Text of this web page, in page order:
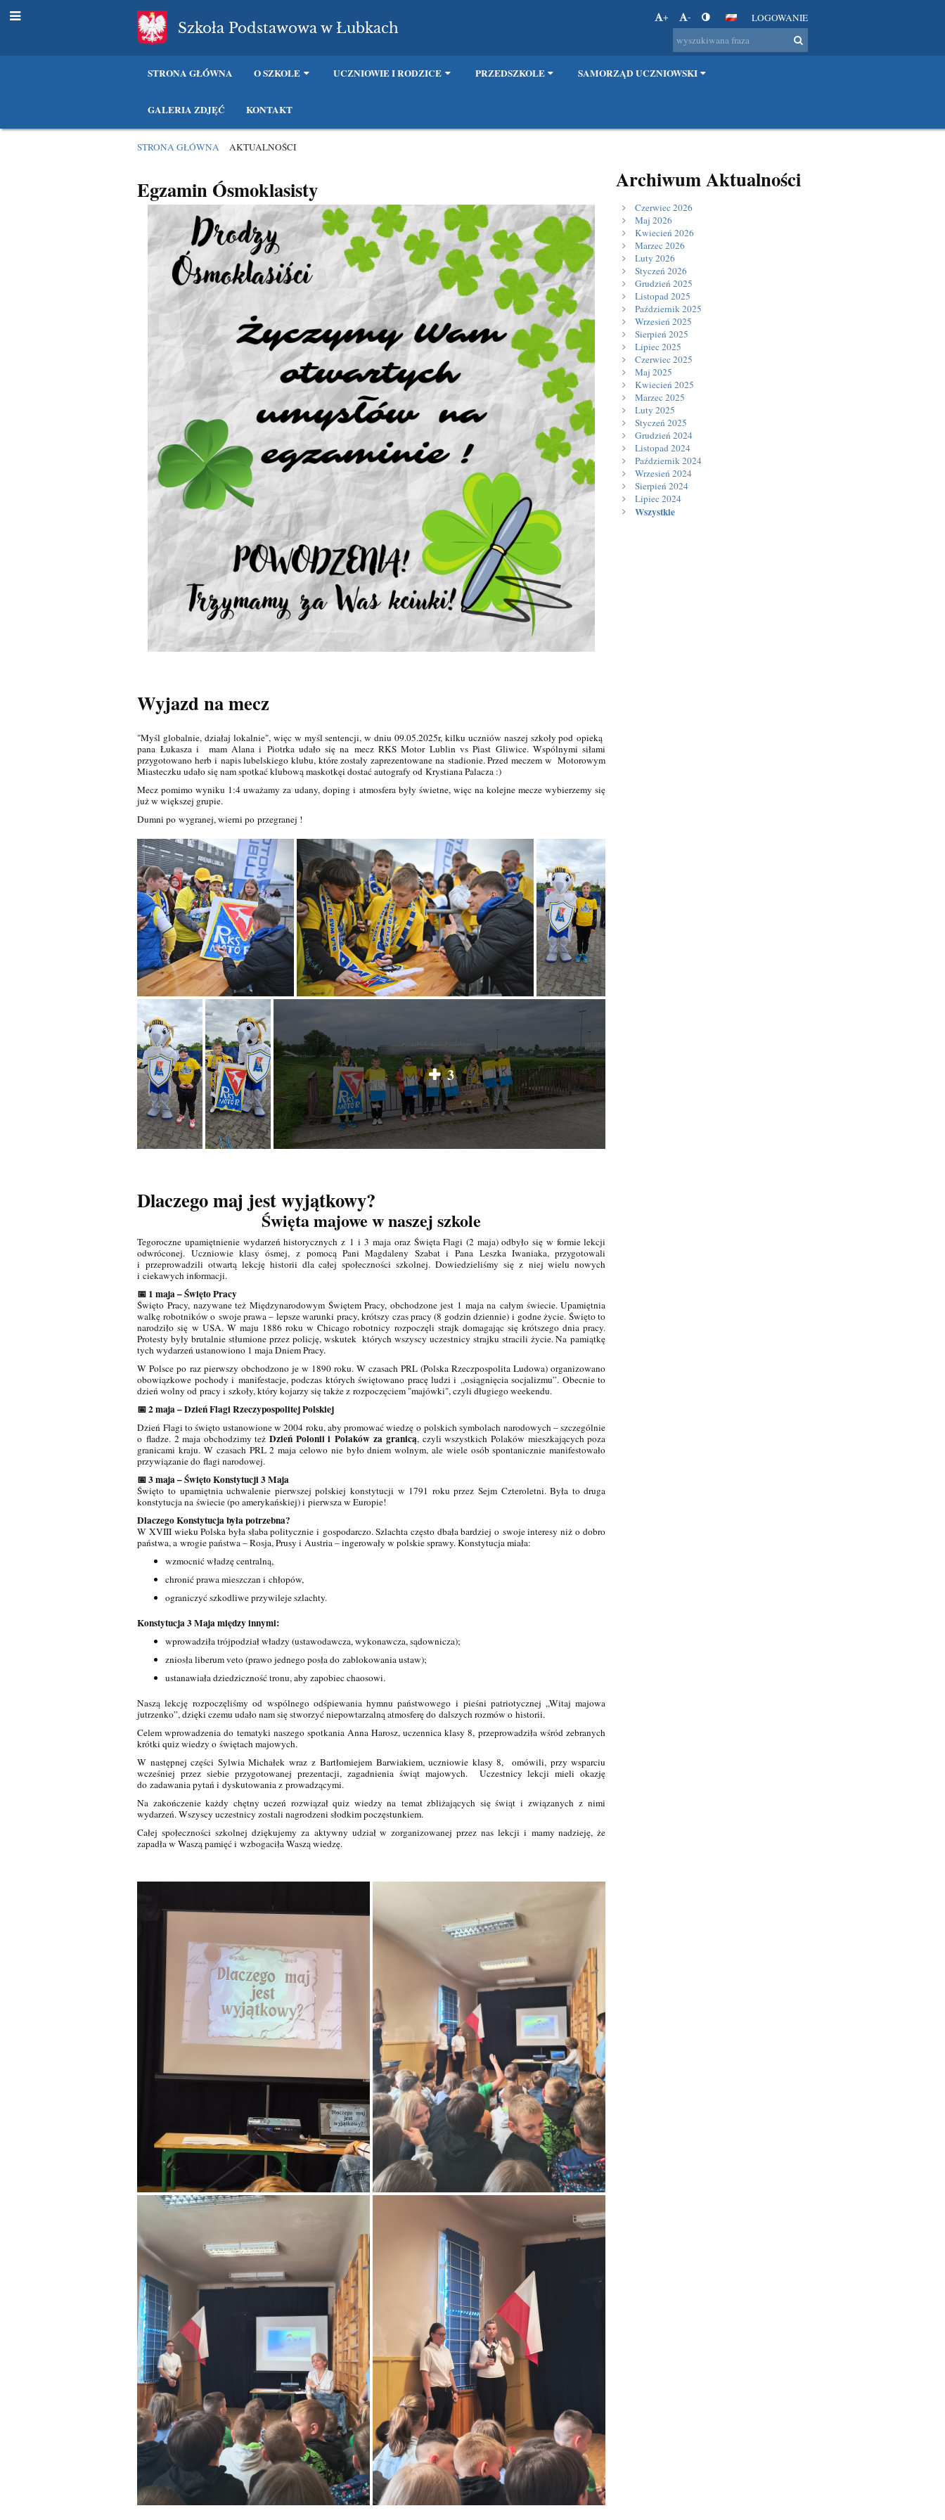
Szkoła Podstawowa w Łubkach
+ - LOGOWANIE
STRONA GŁÓWNA O SZKOLE UCZNIOWIE I RODZICE PRZEDSZKOLE SAMORZĄD UCZNIOWSKI
GALERIA ZDJĘĆ KONTAKT
STRONA GŁÓWNA AKTUALNOŚCI
AKTUALNOŚCI
Egzamin Ósmoklasisty
Wyjazd na mecz
"Myśl globalnie, działaj lokalnie", więc w myśl sentencji, w dniu 09.05.2025r, kilku uczniów naszej szkoły pod opieką
pana Łukasza i mam Alana i Piotrka udało się na mecz RKS Motor Lublin vs Piast Gliwice. Wspólnymi siłami
przygotowano herb i napis lubelskiego klubu, które zostały zaprezentowane na stadionie. Przed meczem w Motorowym
Miasteczku udało się nam spotkać klubową maskotkęi dostać autografy od Krystiana Palacza :)
Mecz pomimo wyniku 1:4 uważamy za udany, doping i atmosfera były świetne, więc na kolejne mecze wybierzemy się
już w większej grupie.
Dumni po wygranej, wierni po przegranej !
3
Dlaczego maj jest wyjątkowy?
Święta majowe w naszej szkole
Tegoroczne upamiętnienie wydarzeń historycznych z 1 i 3 maja oraz Święta Flagi (2 maja) odbyło się w formie lekcji
odwróconej. Uczniowie klasy ósmej, z pomocą Pani Magdaleny Szabat i Pana Leszka Iwaniaka, przygotowali
i przeprowadzili otwartą lekcję historii dla całej społeczności szkolnej. Dowiedzieliśmy się z niej wielu nowych
i ciekawych informacji.
📅 1 maja – Święto Pracy
Święto Pracy, nazywane też Międzynarodowym Świętem Pracy, obchodzone jest 1 maja na całym świecie. Upamiętnia
walkę robotników o swoje prawa – lepsze warunki pracy, krótszy czas pracy (8 godzin dziennie) i godne życie. Święto to
narodziło się w USA. W maju 1886 roku w Chicago robotnicy rozpoczęli strajk domagając się krótszego dnia pracy.
Protesty były brutalnie stłumione przez policję, wskutek których wszyscy uczestnicy strajku stracili życie. Na pamiątkę
tych wydarzeń ustanowiono 1 maja Dniem Pracy.
W Polsce po raz pierwszy obchodzono je w 1890 roku. W czasach PRL (Polska Rzeczpospolita Ludowa) organizowano
obowiązkowe pochody i manifestacje, podczas których świętowano pracę ludzi i „osiągnięcia socjalizmu”. Obecnie to
dzień wolny od pracy i szkoły, który kojarzy się także z rozpoczęciem "majówki", czyli długiego weekendu.
📅 2 maja – Dzień Flagi Rzeczypospolitej Polskiej
Dzień Flagi to święto ustanowione w 2004 roku, aby promować wiedzę o polskich symbolach narodowych – szczególnie
o fladze. 2 maja obchodzimy teżDzień Polonii i Polaków za granicą, czyli wszystkich Polaków mieszkających poza
granicami kraju. W czasach PRL 2 maja celowo nie było dniem wolnym, ale wiele osób spontanicznie manifestowało
przywiązanie do flagi narodowej.
📅 3 maja – Święto Konstytucji 3 Maja
Święto to upamiętnia uchwalenie pierwszej polskiej konstytucji w 1791 roku przez Sejm Czteroletni. Była to druga
konstytucja na świecie (po amerykańskiej) i pierwsza w Europie!
Dlaczego Konstytucja była potrzebna?
W XVIII wieku Polska była słaba politycznie i gospodarczo. Szlachta często dbała bardziej o swoje interesy niż o dobro
państwa, a wrogie państwa – Rosja, Prusy i Austria – ingerowały w polskie sprawy. Konstytucja miała:
wzmocnić władzę centralną,
chronić prawa mieszczan i chłopów,
ograniczyć szkodliwe przywileje szlachty.
Konstytucja 3 Maja między innymi:
wprowadziła trójpodział władzy (ustawodawcza, wykonawcza, sądownicza);
zniosła liberum veto (prawo jednego posła do zablokowania ustaw);
ustanawiała dziedziczność tronu, aby zapobiec chaosowi.
Naszą lekcję rozpoczęliśmy od wspólnego odśpiewania hymnu państwowego i pieśni patriotycznej „Witaj majowa
jutrzenko”, dzięki czemu udało nam się stworzyć niepowtarzalną atmosferę do dalszych rozmów o historii.
Celem wprowadzenia do tematyki naszego spotkania Anna Harosz, uczennica klasy 8, przeprowadziła wśród zebranych
krótki quiz wiedzy o świętach majowych.
W następnej części Sylwia Michałek wraz z Bartłomiejem Barwiakiem, uczniowie klasy 8, omówili, przy wsparciu
wcześniej przez siebie przygotowanej prezentacji, zagadnienia świąt majowych. Uczestnicy lekcji mieli okazję
do zadawania pytań i dyskutowania z prowadzącymi.
Na zakończenie każdy chętny uczeń rozwiązał quiz wiedzy na temat zbliżających się świąt i związanych z nimi
wydarzeń. Wszyscy uczestnicy zostali nagrodzeni słodkim poczęstunkiem.
Całej społeczności szkolnej dziękujemy za aktywny udział w zorganizowanej przez nas lekcji i mamy nadzieję, że
zapadła w Waszą pamięć i wzbogaciła Waszą wiedzę.
Archiwum Aktualności
Czerwiec 2026
Maj 2026
Kwiecień 2026
Marzec 2026
Luty 2026
Styczeń 2026
Grudzień 2025
Listopad 2025
Październik 2025
Wrzesień 2025
Sierpień 2025
Lipiec 2025
Czerwiec 2025
Maj 2025
Kwiecień 2025
Marzec 2025
Luty 2025
Styczeń 2025
Grudzień 2024
Listopad 2024
Październik 2024
Wrzesień 2024
Sierpień 2024
Lipiec 2024
Wszystkie